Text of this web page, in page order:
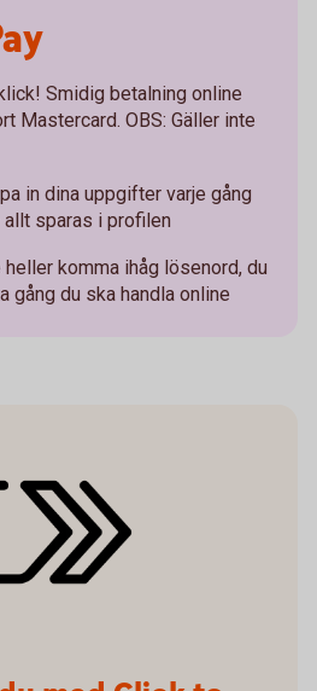
Smidig betalning online
Mastercard. OBS: Gäller inte
in dina uppgifter varje gång
allt sparas i profilen
komma ihåg lösenord, du
gång du ska handla online